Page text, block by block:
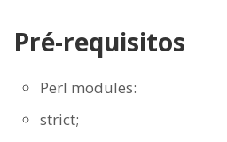
Pré-requisitos
Perl modules:
strict;